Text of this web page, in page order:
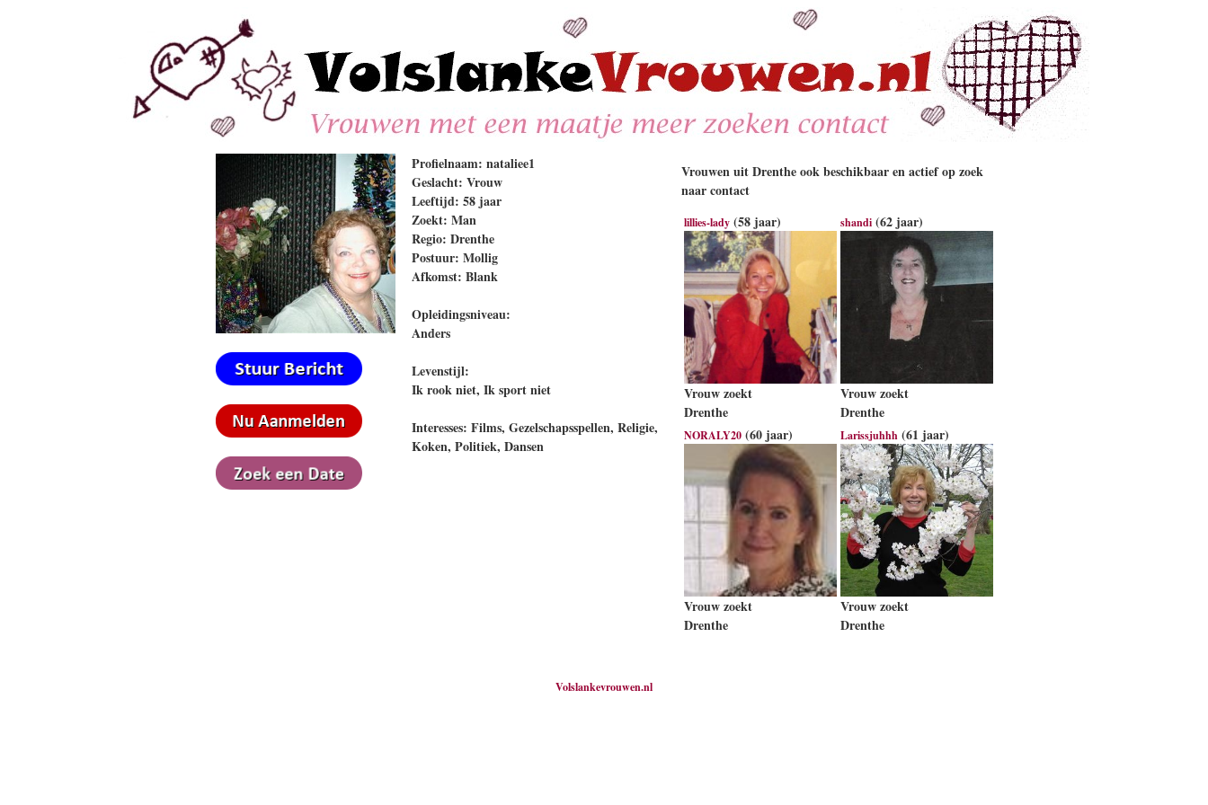
Profielnaam: nataliee1
Geslacht: Vrouw
Leeftijd: 58 jaar
Zoekt: Man
Regio: Drenthe
Postuur: Mollig
Afkomst: Blank
Opleidingsniveau:
Anders
Levenstijl:
Ik rook niet, Ik sport niet
Interesses: Films, Gezelschapsspellen, Religie,
Koken, Politiek, Dansen
Vrouwen uit Drenthe ook beschikbaar en actief op zoek
naar contact
lillies-lady(58 jaar)
Vrouw zoekt
Drenthe
shandi(62 jaar)
Vrouw zoekt
Drenthe
NORALY20(60 jaar)
Vrouw zoekt
Drenthe
Larissjuhhh(61 jaar)
Vrouw zoekt
Drenthe
Volslankevrouwen.nl